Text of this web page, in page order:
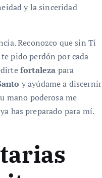
y la sinceridad
Reconozco que sin Ti
pido perdón por cada
fortaleza para
y ayúdame a discernir
mano poderosa me
has preparado para mí.